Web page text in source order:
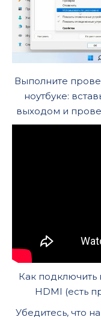
Выполните
ноутбуке:
выходом и
Как подключить
HDMI (есть
Убедитесь, что